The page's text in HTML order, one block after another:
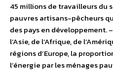
45 millions de travailleurs du
pauvres artisans-pêcheurs
des pays en développement.
l’Asie, de l’Afrique, de
régions d’Europe, la
l’énergie par les ménages